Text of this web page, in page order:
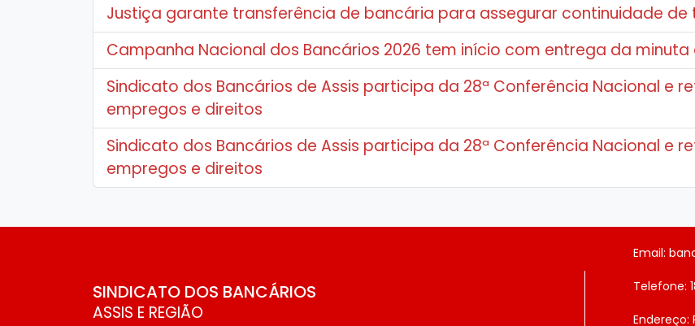
Justiça garante transferência de bancária para assegurar continuidade
Campanha Nacional dos Bancários 2026 tem início com entrega da
Sindicato dos Bancários de Assis participa da 28ª Conferência Nacional e
empregos e direitos
Sindicato dos Bancários de Assis participa da 28ª Conferência Nacional e
empregos e direitos
SINDICATO DOS BANCÁRIOS
ASSIS E REGIÃO
Email:
Telefone:
Endereço: